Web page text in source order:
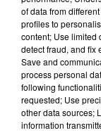
of data from
profiles to
content; Use limited
detect fraud, and fix
Save and
process personal
following
requested; Use
other data sources;
information